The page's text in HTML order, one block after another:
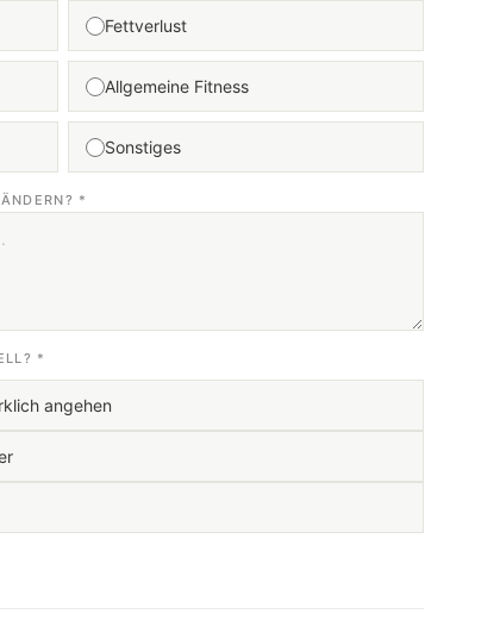
Fettverlust
Allgemeine Fitness
Sonstiges
*
*
angehen